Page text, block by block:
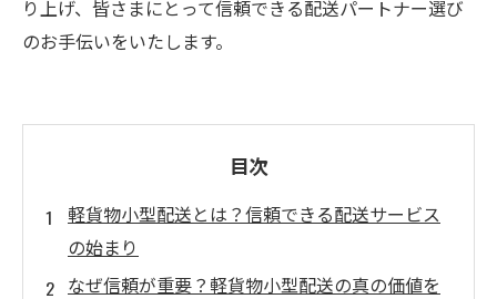
り上げ、皆さまにとって信頼できる配送パートナー選び
のお手伝いをいたします。
目次
軽貨物小型配送とは？信頼できる配送サービス
の始まり
なぜ信頼が重要？軽貨物小型配送の真の価値を